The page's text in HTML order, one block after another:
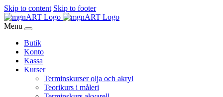
Skip to content Skip to footer
Menu
Butik
Konto
Kassa
Kurser
Terminskurser olja och akryl
Teorikurs i måleri